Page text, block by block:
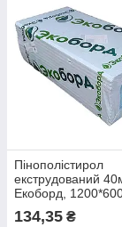
Пінополістирол
екструдований
Екоборд,
10 лист/уп,
134,35 ₴